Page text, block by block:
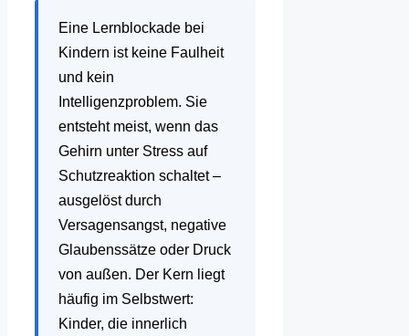
Eine Lernblockade bei
Kindern ist keine Faulheit
und kein
Intelligenzproblem. Sie
entsteht meist, wenn das
Gehirn unter Stress auf
Schutzreaktion schaltet –
ausgelöst durch
Versagensangst, negative
Glaubenssätze oder Druck
von außen. Der Kern liegt
häufig im Selbstwert:
Kinder, die innerlich